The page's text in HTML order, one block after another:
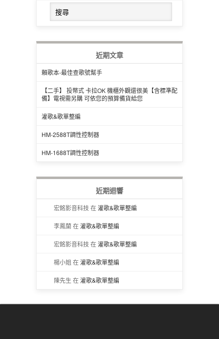
近期文章
賴歌本-最佳查歌號幫手
【二手】 投幣式 卡拉OK 機櫃外觀還很美【含標準配
備】電視需另購 可依您的預算備貨給您
灌歌&歌單整編
HM-2588T調性控制器
HM-1688T調性控制器
近期迴響
宏銘影音科技 在灌歌&歌單整編
李鳳蘭 在灌歌&歌單整編
宏銘影音科技 在灌歌&歌單整編
楊小姐 在灌歌&歌單整編
陳先生 在灌歌&歌單整編